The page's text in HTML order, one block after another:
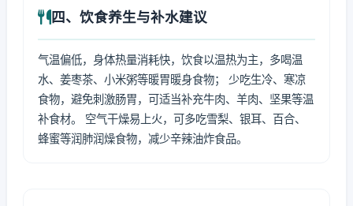
四、饮食养生与补水建议
气温偏低，身体热量消耗快，饮食以温热为主，多喝温
水、姜枣茶、小米粥等暖胃暖身食物； 少吃生冷、寒凉
食物，避免刺激肠胃，可适当补充牛肉、羊肉、坚果等温
补食材。 空气干燥易上火，可多吃雪梨、银耳、百合、
蜂蜜等润肺润燥食物，减少辛辣油炸食品。